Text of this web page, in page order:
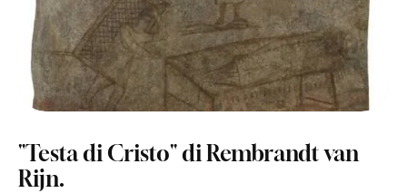
"Testa di Cristo" di Rembrandt van
Rijn.